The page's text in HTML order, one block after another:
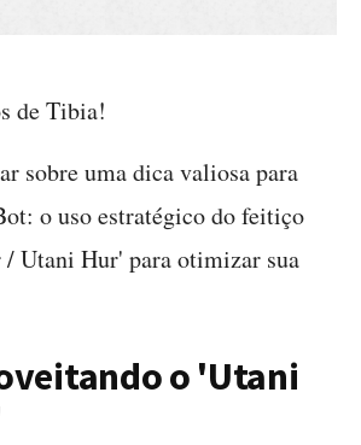
de Tibia!
sobre uma dica valiosa para
o uso estratégico do feitiço
Utani Hur' para otimizar sua
o 'Utani